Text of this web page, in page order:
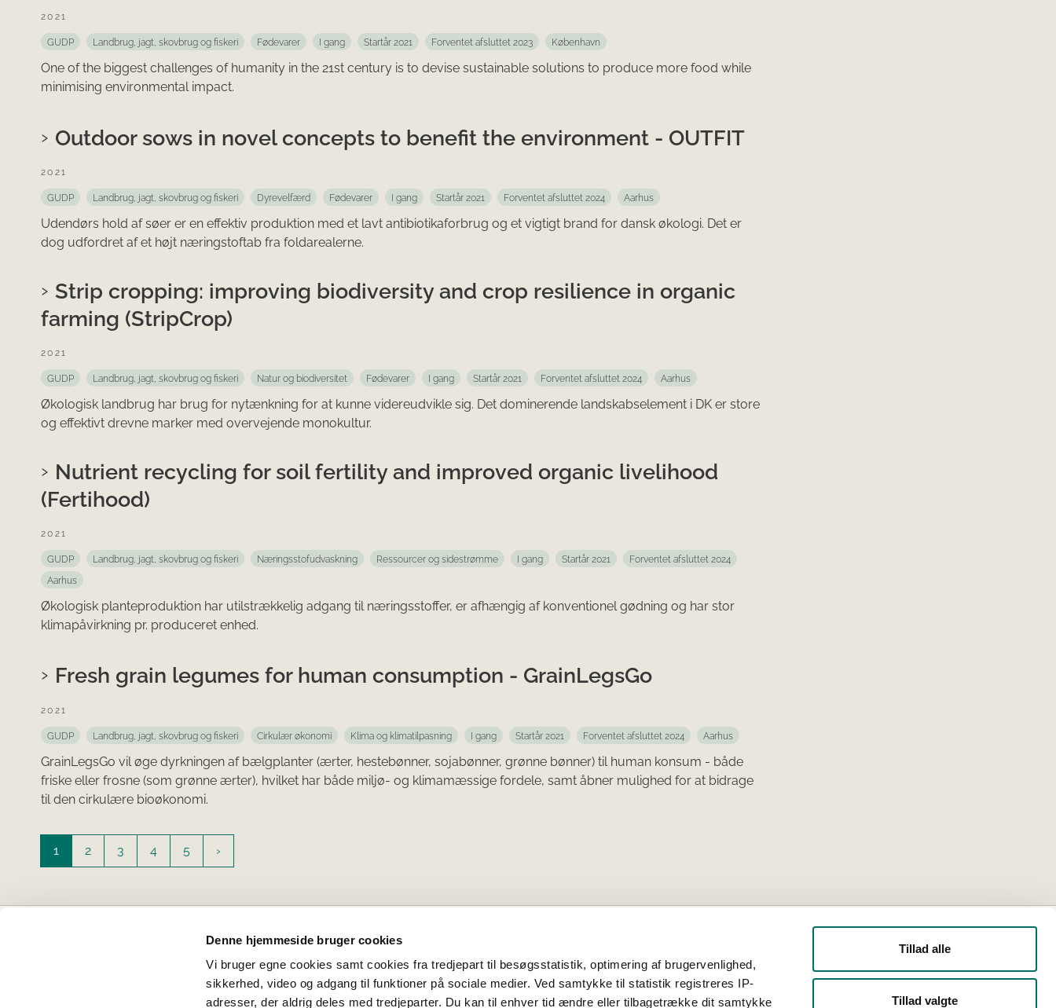
Denne hjemmeside bruger cookies
Vi bruger egne cookies samt cookies fra tredjepart til besøgsstatistik, optimering af brugervenlighed,
sikkerhed, video og adgang til funktioner på sociale medier. Ved samtykke til statistik registreres IP-
adresser, der aldrig deles med tredjeparter. Du kan til enhver tid ændre eller tilbagetrække dit samtykke
Tillad alle
Tillad valgte
2021
GUDP Landbrug, jagt, skovbrug og fiskeri Fødevarer I gang Startår 2021 Forventet afsluttet 2023 København
One of the biggest challenges of humanity in the 21st century is to devise sustainable solutions to produce more food while
minimising environmental impact.
Outdoor sows in novel concepts to benefit the environment - OUTFIT
2021
GUDP Landbrug, jagt, skovbrug og fiskeri Dyrevelfærd Fødevarer I gang Startår 2021 Forventet afsluttet 2024 Aarhus
Udendørs hold af søer er en effektiv produktion med et lavt antibiotikaforbrug og et vigtigt brand for dansk økologi. Det er
dog udfordret af et højt næringstoftab fra foldarealerne.
Strip cropping: improving biodiversity and crop resilience in organic
farming (StripCrop)
2021
GUDP Landbrug, jagt, skovbrug og fiskeri Natur og biodiversitet Fødevarer I gang Startår 2021 Forventet afsluttet 2024 Aarhus
Økologisk landbrug har brug for nytænkning for at kunne videreudvikle sig. Det dominerende landskabselement i DK er store
og effektivt drevne marker med overvejende monokultur.
Nutrient recycling for soil fertility and improved organic livelihood
(Fertihood)
2021
GUDP Landbrug, jagt, skovbrug og fiskeri Næringsstofudvaskning Ressourcer og sidestrømme I gang Startår 2021
Forventet afsluttet 2024
Aarhus
Økologisk planteproduktion har utilstrækkelig adgang til næringsstoffer, er afhængig af konventionel gødning og har stor
klimapåvirkning pr. produceret enhed.
Fresh grain legumes for human consumption - GrainLegsGo
2021
GUDP Landbrug, jagt, skovbrug og fiskeri Cirkulær økonomi Klima og klimatilpasning I gang Startår 2021 Forventet afsluttet 2024 Aarhus
GrainLegsGo vil øge dyrkningen af bælgplanter (ærter, hestebønner, sojabønner, grønne bønner) til human konsum - både
friske eller frosne (som grønne ærter), hvilket har både miljø- og klimamæssige fordele, samt åbner mulighed for at bidrage
til den cirkulære bioøkonomi.
1 2 3 4 5
Ministeriet for Fødevarer, Landbrug og Fiskeri EUDP GUDP Innovationsfonden Plantefonden